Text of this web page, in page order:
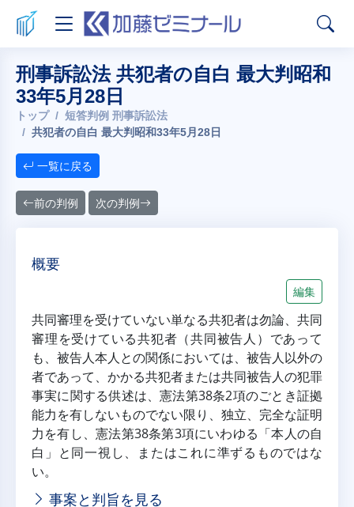
刑事訴訟法 共犯者の自白 最大判昭和
33年5月28日
トップ
短答判例 刑事訴訟法
共犯者の自白 最大判昭和33年5月28日
一覧に戻る
前の判例 次の判例
概要
編集
共同審理を受けていない単なる共犯者は勿論、共同
審理を受けている共犯者（共同被告人）であって
も、被告人本人との関係においては、被告人以外の
者であって、かかる共犯者または共同被告人の犯罪
事実に関する供述は、憲法第38条2項のごとき証拠
能力を有しないものでない限り、独立、完全な証明
力を有し、憲法第38条第3項にいわゆる「本人の自
白」と同一視し、またはこれに準ずるものではな
い。
事案と判旨を見る